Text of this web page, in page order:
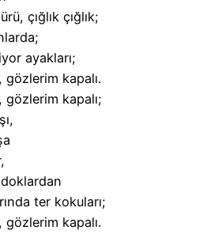
çığlık çığlık;
ayakları;
gözlerim kapalı.
gözlerim kapalı;
ter kokuları;
gözlerim kapalı.